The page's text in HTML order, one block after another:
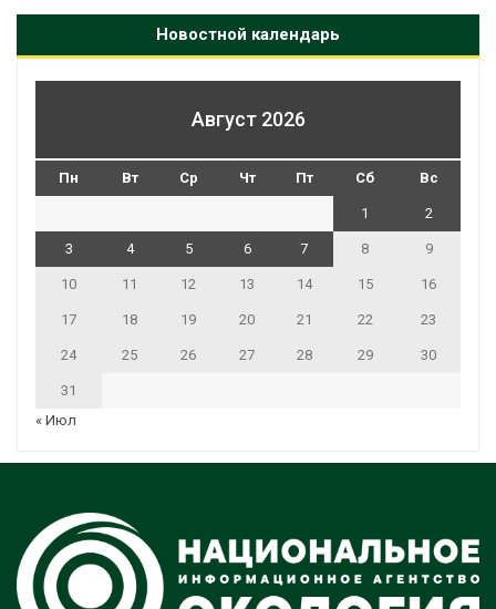
Новостной календарь
Август 2026
Пн Вт Ср Чт Пт Сб Вс
1 2
3 4 5 6 7 8 9
10 11 12 13 14 15 16
17 18 19 20 21 22 23
24 25 26 27 28 29 30
31
« Июл